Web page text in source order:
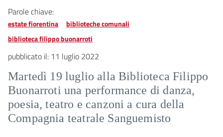
Parole chiave:
estate fiorentina
biblioteche comunali
biblioteca filippo buonarroti
pubblicato il: 11 luglio 2022
Martedì 19 luglio alla Biblioteca Filippo
Buonarroti una performance di danza,
poesia, teatro e canzoni a cura della
Compagnia teatrale Sanguemisto